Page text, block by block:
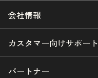
会社情報
カスタマー向けサポート
パートナー